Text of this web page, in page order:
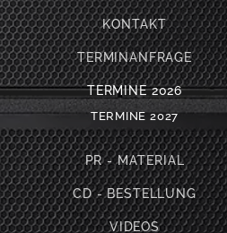
KONTAKT
TERMINANFRAGE
TERMINE 2026
TERMINE 2027
PR - MATERIAL
CD - BESTELLUNG
VIDEOS